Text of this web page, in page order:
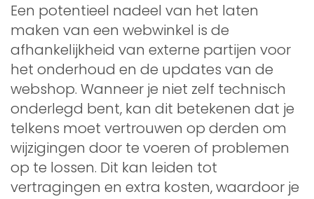
Een potentieel nadeel van het laten
maken van een webwinkel is de
afhankelijkheid van externe partijen voor
het onderhoud en de updates van de
webshop. Wanneer je niet zelf technisch
onderlegd bent, kan dit betekenen dat je
telkens moet vertrouwen op derden om
wijzigingen door te voeren of problemen
op te lossen. Dit kan leiden tot
vertragingen en extra kosten, waardoor je